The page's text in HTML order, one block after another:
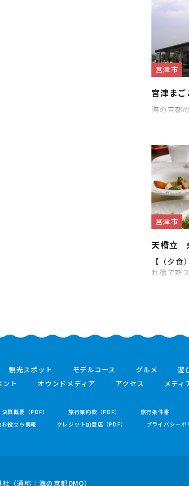
宮津市
宮津まご
海の京都
宮津市
天橋立
【（夕
れ宿で新
観光スポット モデルコース グルメ
遊
ント オウンドメディア アクセス メディ
決算概要（PDF） 旅行業約款（PDF）
旅行条件書
お役立ち情報 クレジット加盟店（PDF） プライバシーポ
（通称：海の京都DMO）